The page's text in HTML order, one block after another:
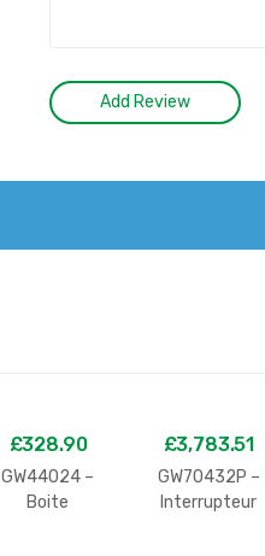
£328.90
GW44024 –
Boite
£3,783.51
GW70432P –
Interrupteur